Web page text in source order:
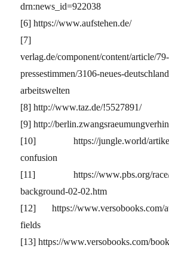
drn:news_id=922038
[6] https://www.aufstehen.de/
[7] https://
verlag.de/component/content/article/79-
pressestimmen/3106-neues-
arbeitswelten
[8] http://www.taz.de/!5527891/
[9] http://
[10] https://jungle.world/artikel/
confusion
[11] https://www.pbs.org/race/
background-02-02.htm
[12] https://www.versobooks.com/
fields
[13] https://www.versobooks.com/